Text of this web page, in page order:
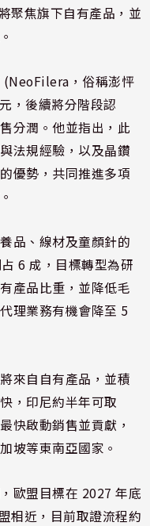
聚焦旗下自有產品，並
(NeoFilera，俗稱澎怦
，後續將分階段認
分潤。他並指出，此
法規經驗，以及晶鑽
優勢，共同推進多項
品、線材及童顏針的
6 成，目標轉型為研
產品比重，並降低毛
理業務有機會降至 5
來自自有產品，並積
，印尼約半年可取
快啟動銷售並貢獻，
坡等東南亞國家。
歐盟目標在 2027 年底
相近，目前取證流程約